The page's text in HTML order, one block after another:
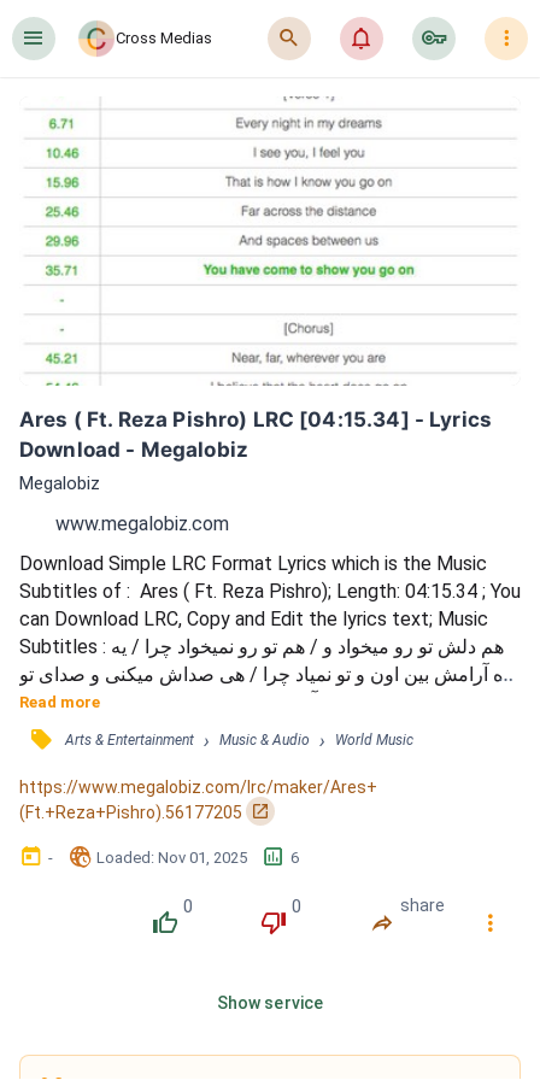
󰍜 Cross Medias 󰍉 󰂜 󰷖 󰇙
Ares ( Ft. Reza Pishro) LRC [04:15.34] - Lyrics
Download - Megalobiz
Megalobiz
www.megalobiz.com
Download Simple LRC Format Lyrics which is the Music
Subtitles of :  Ares ( Ft. Reza Pishro); Length: 04:15.34 ; You
can Download LRC, Copy and Edit the lyrics text; Music
Subtitles : هم دلش تو رو میخواد و / هم تو رو نمیخواد چرا / یه
ذره آرامش بین اون و تو نمیاد چرا / هی صداش میکنی و صدای تو
نمیاد چرا / اون که از آسمون قرار بود بیاد نمیاد چرا / توو این
جهنم هیچ جای سِیفی نیست برا من / نداشتی هیچ چیز چشم
گیری الآن هم / که سکوت کردم به مولا که زرنگ نیستی / حال و
حوصله پیگیری ندارم / نه میخوام برگر...
Read more
󰓹 Arts & Entertainment › Music & Audio › World Music
https://www.megalobiz.com/lrc/maker/Ares+
(Ft.+Reza+Pishro).56177205
󰏌
󰃶 - 󱉊 Loaded: Nov 01, 2025 󱕎 6
󰔔
0
󰔒
0
󰤲
share
󰇙
Show service